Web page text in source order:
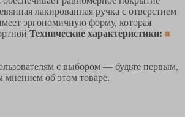
лакированная ручка с отверстием
эргономичную форму, которая
Технические характеристики:
с выбором — будьте первым,
мнением об этом товаре.